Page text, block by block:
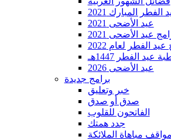
المبارك 2021
عيد الأضحى 2021
عيد الأضحى 2021
الفطر لعام 2022
عيد الفطر 1447هـ
عيد الأضحى 2026
برامج جديدة
خبر وتعليق
صدق أو صدق
الفاتحون للقلوب
جدد همتك
مواقف مباهاة الملائكة